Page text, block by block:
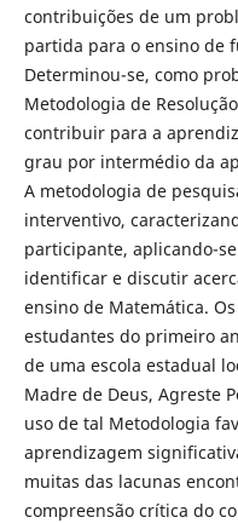
contribuições de um
partida para o ensino de
Determinou-se, como
Metodologia de
contribuir para a
grau por intermédio da
A metodologia de
interventivo,
participante, aplicando-
identificar e discutir
ensino de Matemática.
estudantes do primeiro
de uma escola estadual
Madre de Deus, Agreste
uso de tal Metodologia
aprendizagem
muitas das lacunas
compreensão crítica do